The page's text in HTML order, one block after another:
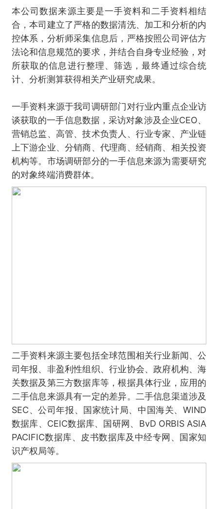
本公司数据来源主要是一手资料和二手资料相结
合，本司建立了严格的数据清洗、加工和分析的内
控体系，分析师采集信息后，严格按照公司评估方
法论和信息规范的要求，并结合自身专业经验，对
所获取的信息进行整理、筛选，最终通过综合统
计、分析测算获得相关产业研究成果。
一手资料来源于我司调研部门对行业内重点企业访
谈获取的一手信息数据，采访对象涉及企业CEO、
营销总监、高管、技术负责人、行业专家、产业链
上下游企业、分销商、代理商、经销商、相关投资
机构等。市场调研部分的一手信息来源为需要研究
的对象终端消费群体。
二手资料来源主要包括全球范围相关行业新闻、公
司年报、非盈利性组织、行业协会、政府机构、海
关数据及第三方数据库等，根据具体行业，应用的
二手信息来源具有一定的差异。二手信息渠道涉及
SEC、公司年报、国家统计局、中国海关、WIND
数据库、CEIC数据库、国研网、BvD ORBIS ASIA
PACIFIC数据库、皮书数据库及中经专网、国家知
识产权局等。